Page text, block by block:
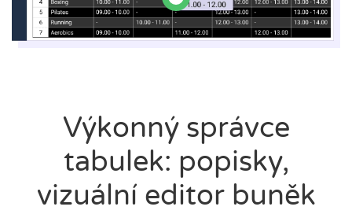
Výkonný správce
tabulek: popisky,
vizuální editor buněk